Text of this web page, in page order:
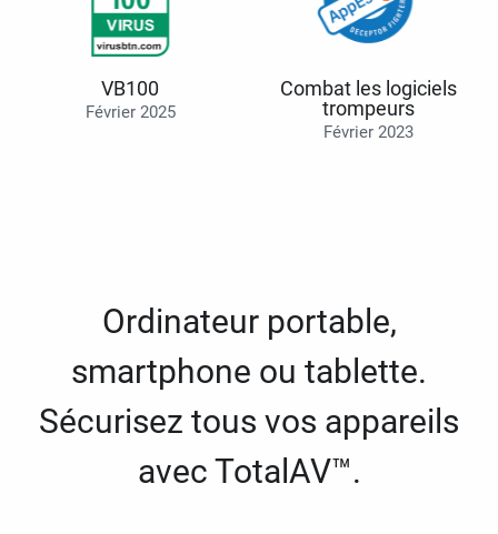
VB100
Février 2025
Combat les logiciels
trompeurs
Février 2023
Ordinateur portable,
smartphone ou tablette.
Sécurisez tous vos appareils
avec TotalAV™.